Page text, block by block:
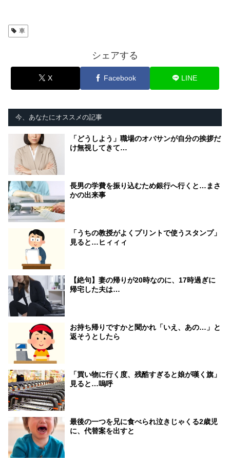
車
シェアする
X Facebook LINE
今、あなたにオススメの記事
「どうしよう」職場のオバサンが自分の挨拶だ
け無視してきて…
長男の学費を振り込むため銀行へ行くと…まさ
かの出来事
「うちの教授がよくプリントで使うスタンプ」
見ると…ヒィィィ
【絶句】妻の帰りが20時なのに、17時過ぎに
帰宅した夫は…
お持ち帰りですかと聞かれ「いえ、あの…」と
返そうとしたら
「買い物に行く度、残酷すぎると娘が嘆く旗」
見ると…嗚呼
最後の一つを兄に食べられ泣きじゃくる2歳児
に、代替案を出すと